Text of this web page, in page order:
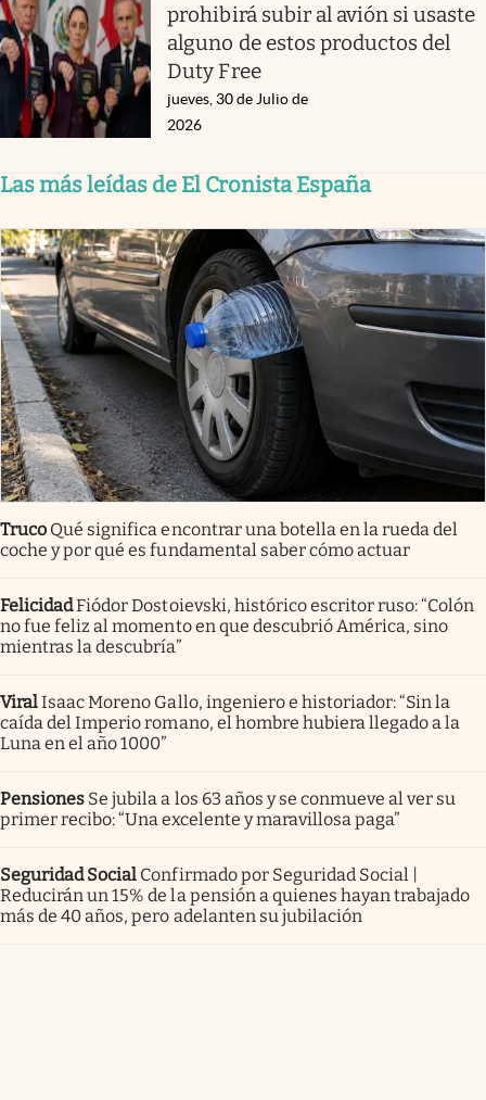
prohibirá subir al avión si usaste
alguno de estos productos del
Duty Free
jueves, 30 de Julio de
2026
Las más leídas de El Cronista España
Truco Qué significa encontrar una botella en la rueda del
coche y por qué es fundamental saber cómo actuar
FelicidadFiódor Dostoievski, histórico escritor ruso: “Colón
no fue feliz al momento en que descubrió América, sino
mientras la descubría”
ViralIsaac Moreno Gallo, ingeniero e historiador: “Sin la
caída del Imperio romano, el hombre hubiera llegado a la
Luna en el año 1000”
Pensiones Se jubila a los 63 años y se conmueve al ver su
primer recibo: “Una excelente y maravillosa paga”
Seguridad Social Confirmado por Seguridad Social |
Reducirán un 15% de la pensión a quienes hayan trabajado
más de 40 años, pero adelanten su jubilación